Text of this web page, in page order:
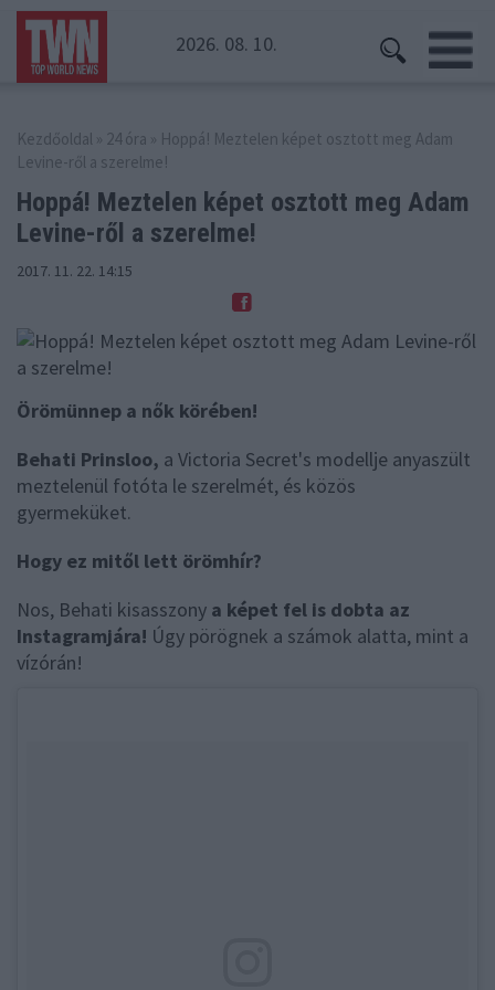
2026. 08. 10.
Kezdőoldal » 24 óra » Hoppá! Meztelen képet osztott meg Adam
Levine-ről a szerelme!
Hoppá! Meztelen képet osztott meg Adam
Levine-ről a szerelme!
2017. 11. 22. 14:15
Örömünnep a nők körében!
Behati Prinsloo, a Victoria Secret's modellje anyaszült
meztelenül fotóta le szerelmét, és közös
gyermeküket.
Hogy ez mitől lett örömhír?
Nos, Behati kisasszony a képet fel is dobta az
Instagramjára! Úgy pörögnek a számok alatta, mint a
vízórán!